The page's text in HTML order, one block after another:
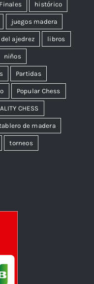
Finales histórico
juegos madera
del ajedrez libros
niños
Partidas
Popular Chess
CHESS
de madera
torneos